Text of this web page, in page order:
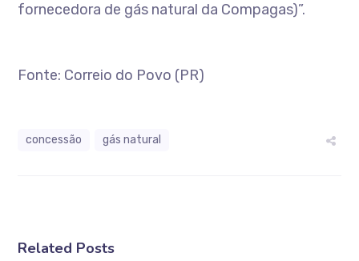
fornecedora de gás natural da Compagas)”.
Fonte: Correio do Povo (PR)
concessão gás natural
Related Posts